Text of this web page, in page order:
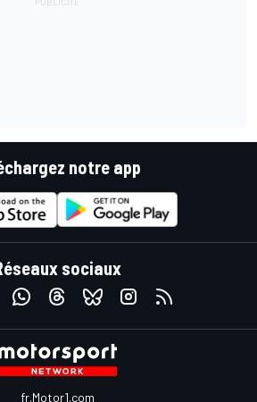
notre app
sociaux
fr.Motor1.com